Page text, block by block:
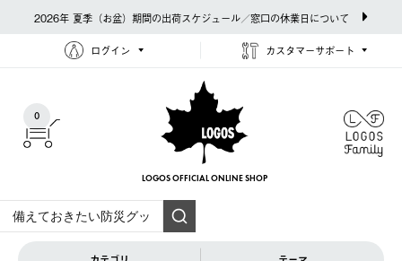
2026年 夏季（お盆）期間の出荷スケジュール／窓口の休業日について
ログイン カスタマーサポート
0
LOGOS OFFICIAL ONLINE SHOP